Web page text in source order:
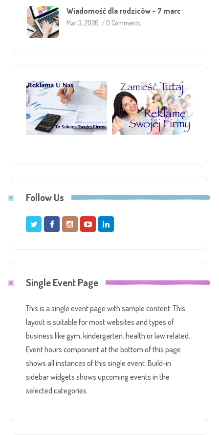
Wiadomość dla rodziców – 7 marc
Mar 3, 2026 / 0 Comments
Follow Us
Single Event Page
This is a single event page with sample content. This
layout is suitable for most websites and types of
business like gym, kindergarten, health or law related.
Event hours component at the bottom of this page
shows all instances of this single event. Build-in
sidebar widgets shows upcoming events in the
selected categories.